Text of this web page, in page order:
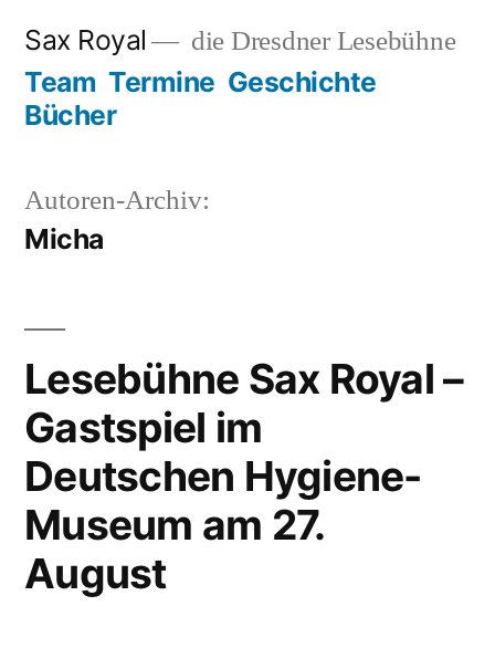
springen
Sax Royal die Dresdner Lesebühne
Team Termine Geschichte
Bücher
Autoren-Archiv:
Micha
Lesebühne Sax Royal –
Gastspiel im
Deutschen Hygiene-
Museum am 27.
August